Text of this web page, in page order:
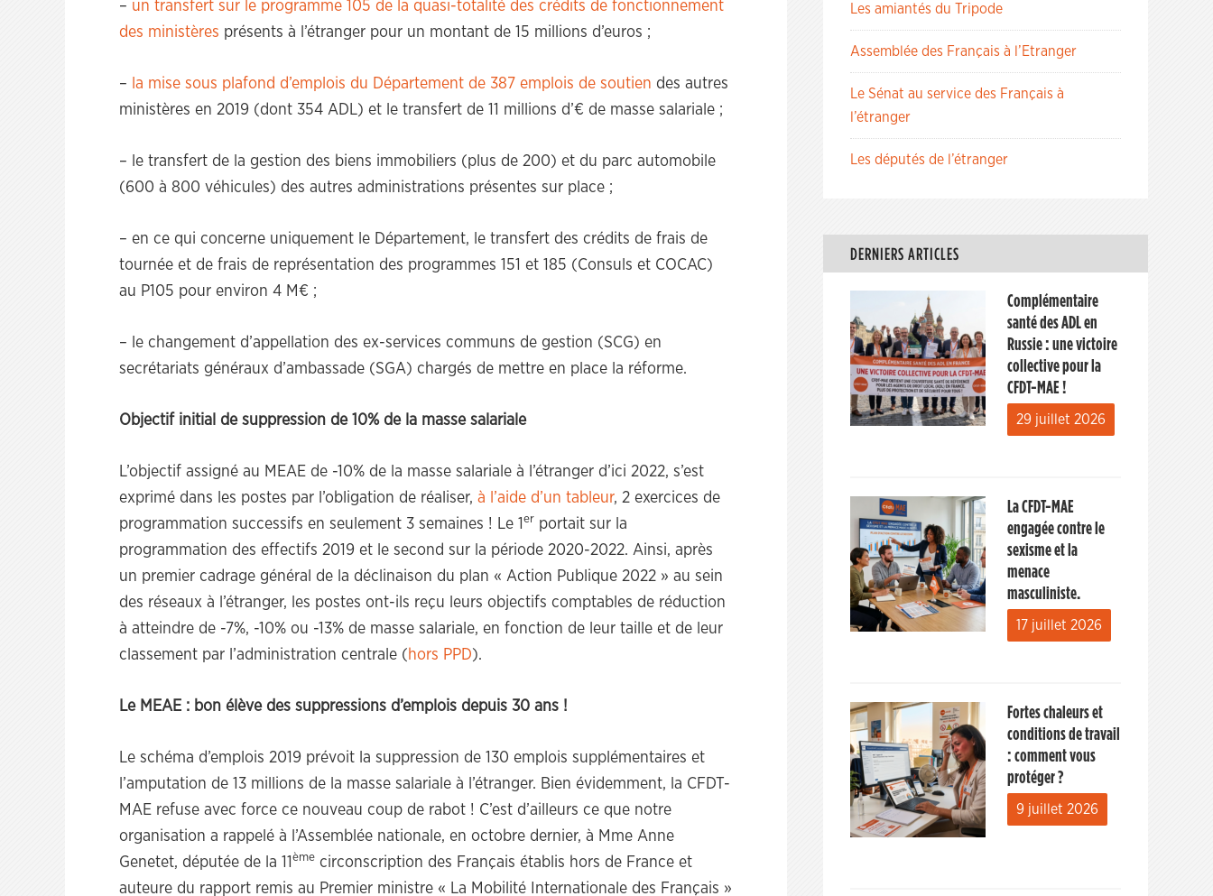
– un transfert sur le programme 105 de la quasi-totalité des crédits de fonctionnement
des ministères présents à l’étranger pour un montant de 15 millions d’euros ;
– la mise sous plafond d’emplois du Département de 387 emplois de soutien des autres
ministères en 2019 (dont 354 ADL) et le transfert de 11 millions d’€ de masse salariale ;
– le transfert de la gestion des biens immobiliers (plus de 200) et du parc automobile
(600 à 800 véhicules) des autres administrations présentes sur place ;
– en ce qui concerne uniquement le Département, le transfert des crédits de frais de
tournée et de frais de représentation des programmes 151 et 185 (Consuls et COCAC)
au P105 pour environ 4 M€ ;
– le changement d’appellation des ex-services communs de gestion (SCG) en
secrétariats généraux d’ambassade (SGA) chargés de mettre en place la réforme.
Objectif initial de suppression de 10% de la masse salariale
L’objectif assigné au MEAE de -10% de la masse salariale à l’étranger d’ici 2022, s’est
exprimé dans les postes par l’obligation de réaliser, à l’aide d’un tableur, 2 exercices de
programmation successifs en seulement 3 semaines ! Le 1 er portait sur la
programmation des effectifs 2019 et le second sur la période 2020-2022. Ainsi, après
un premier cadrage général de la déclinaison du plan « Action Publique 2022 » au sein
des réseaux à l’étranger, les postes ont-ils reçu leurs objectifs comptables de réduction
à atteindre de -7%, -10% ou -13% de masse salariale, en fonction de leur taille et de leur
classement par l’administration centrale (hors PPD).
Le MEAE : bon élève des suppressions d’emplois depuis 30 ans !
Le schéma d’emplois 2019 prévoit la suppression de 130 emplois supplémentaires et
l’amputation de 13 millions de la masse salariale à l’étranger. Bien évidemment, la CFDT-
MAE refuse avec force ce nouveau coup de rabot ! C’est d’ailleurs ce que notre
organisation a rappelé à l’Assemblée nationale, en octobre dernier, à Mme Anne
Genetet, députée de la 11 ème circonscription des Français établis hors de France et
auteure du rapport remis au Premier ministre « La Mobilité Internationale des Français »
Les amiantés du Tripode
Assemblée des Français à l’Etranger
Le Sénat au service des Français à
l’étranger
Les députés de l’étranger
DERNIERS ARTICLES
Complémentaire
santé des ADL en
Russie : une victoire
collective pour la
CFDT-MAE !
29 juillet 2026
La CFDT-MAE
engagée contre le
sexisme et la
menace
masculiniste.
17 juillet 2026
Fortes chaleurs et
conditions de travail
: comment vous
protéger ?
9 juillet 2026